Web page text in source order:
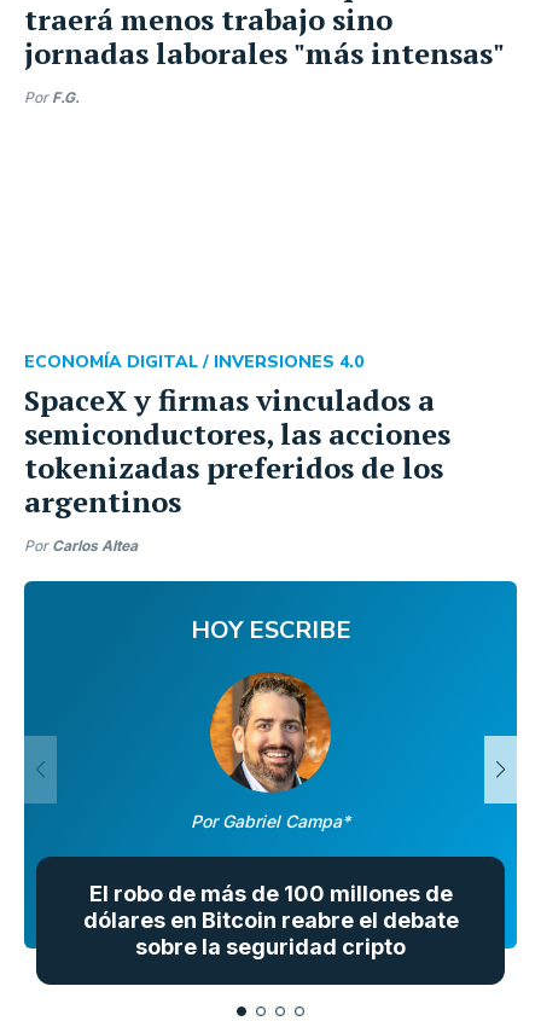
traerá menos trabajo sino
jornadas laborales "más intensas"
Por F.G.
SpaceX y firmas vinculados a
semiconductores, las acciones
tokenizadas preferidos de los
argentinos
ECONOMÍA DIGITAL / INVERSIONES 4.0
Por Carlos Altea
El robo de más de 100 millones de
dólares en Bitcoin reabre el debate
sobre la seguridad cripto
HOY ESCRIBE
Por Gabriel Campa*